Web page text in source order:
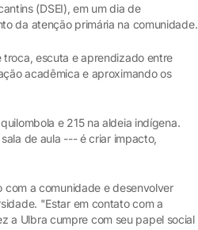
(DSEI), em um dia de
da atenção primária na comunidade.
escuta e aprendizado entre
acadêmica e aproximando os
e 215 na aldeia indígena.
de aula --- é criar impacto,
com a comunidade e desenvolver
"Estar em contato com a
a Ulbra cumpre com seu papel social